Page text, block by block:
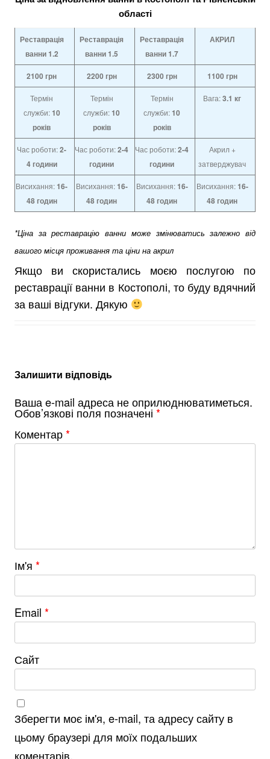
області
Реставрація
ванни 1.2
Реставрація
ванни1.5
Реставрація
ванни1.7
АКРИЛ
2100 грн 2200 грн 2300 грн 1100 грн
Термін
служби:10
років
Термін
служби:10
років
Термін
служби:10
років
Вага:3.1 кг
Час роботи:2-
4 години
Час роботи:2-4
години
Час роботи:2-4
години
Акрил +
затверджувач
Висихання:16-
48 годин
Висихання:16-
48 годин
Висихання:16-
48 годин
Висихання:16-
48 годин
*Ціна за реставрацію ванни може змінюватись залежно від
вашого місця проживання та ціни на акрил
Якщо ви скористались моєю послугою по
реставрації ванни в Костополі, то буду вдячний
за ваші відгуки. Дякую
Залишити відповідь
Ваша e-mail адреса не оприлюднюватиметься.
Обов’язкові поля позначені *
Коментар*
Ім'я *
Email *
Сайт
Зберегти моє ім'я, e-mail, та адресу сайту в
цьому браузері для моїх подальших
коментарів.